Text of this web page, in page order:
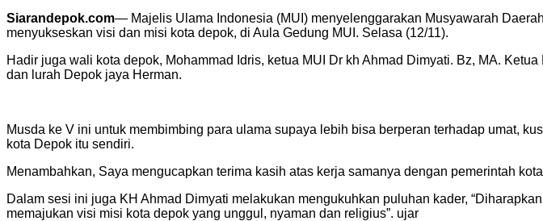
Siarandepok.com— Majelis Ulama Indonesia (MUI) menyelenggarakan Musyawarah
menyukseskan visi dan misi kota depok, di Aula Gedung MUI. Selasa (12/11).
Hadir juga wali kota depok, Mohammad Idris, ketua MUI Dr kh Ahmad Dimyati. Bz, MA.
dan lurah Depok jaya Herman.
Musda ke V ini untuk membimbing para ulama supaya lebih bisa berperan terhadap umat,
kota Depok itu sendiri.
Menambahkan, Saya mengucapkan terima kasih atas kerja samanya dengan pemerintah
Dalam sesi ini juga KH Ahmad Dimyati melakukan mengukuhkan puluhan kader,
memajukan visi misi kota depok yang unggul, nyaman dan religius”. ujar